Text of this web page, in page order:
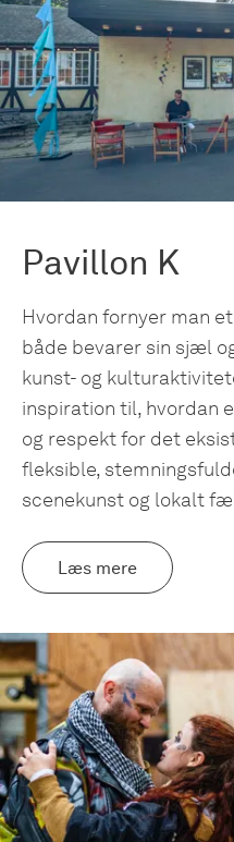
Pavillon K
Hvordan fornyer man
både bevarer sin sjæl
kunst- og
inspiration til, hvordan
og respekt for det
fleksible,
scenekunst og lokalt
Læs mere